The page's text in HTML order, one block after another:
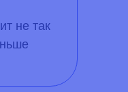
не так